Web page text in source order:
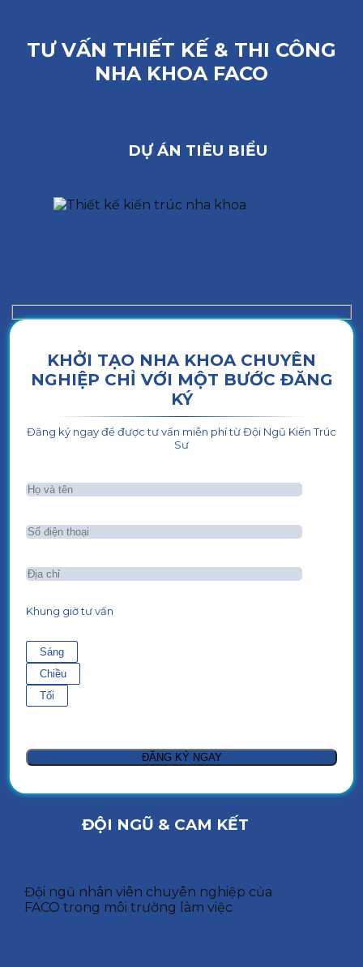
TƯ VẤN THIẾT KẾ & THI CÔNG
NHA KHOA FACO
DỰ ÁN TIÊU BIỂU
KHỞI TẠO NHA KHOA CHUYÊN
NGHIỆP CHỈ VỚI MỘT BƯỚC ĐĂNG
KÝ
Đăng ký ngay để được tư vấn miễn phí từ Đội Ngũ Kiến Trúc
Sư
Khung giờ tư vấn
Sáng
Chiều
Tối
ĐỘI NGŨ & CAM KẾT
Đội ngũ nhân viên chuyên nghiệp của
FACO trong môi trường làm việc